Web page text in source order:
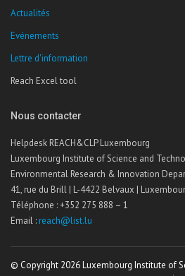
Actualités
Evénements
Lettre d'information
Reach Excel tool
Nous contacter
Helpdesk REACH&CLP Luxembourg
Luxembourg Institute of Science and
Environmental Research & Innovation
41, rue du Brill | L-4422 Belvaux |
Téléphone : +352 275 888 – 1
Email : reach@list.lu
© Copyright 2026 Luxembourg Institute of